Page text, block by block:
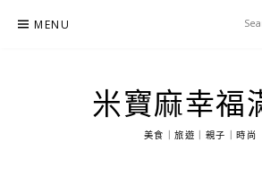
MENU
米寶麻幸福
美食｜旅遊｜親子｜時尚